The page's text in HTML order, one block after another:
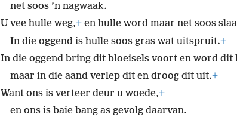
net soos ’n nagwaak.
U vee hulle weg,+ en hulle word maar net soos
In die oggend is hulle soos gras wat uitspruit.+
In die oggend bring dit bloeisels voort en word dit
maar in die aand verlep dit en droog dit uit.+
Want ons is verteer deur u woede,+
en ons is baie bang as gevolg daarvan.